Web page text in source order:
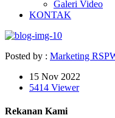
Galeri Video
KONTAK
Posted by : Marketing
15 Nov 2022
5414 Viewer
Rekanan Kami